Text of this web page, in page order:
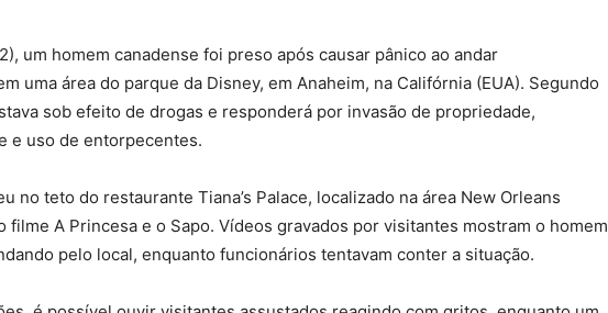
um homem canadense foi preso após causar pânico ao andar
uma área do parque da Disney, em Anaheim, na Califórnia (EUA). Segundo
sob efeito de drogas e responderá por invasão de propriedade,
e uso de entorpecentes.
no teto do restaurante Tiana’s Palace, localizado na área New Orleans
filme A Princesa e o Sapo. Vídeos gravados por visitantes mostram o homem
pelo local, enquanto funcionários tentavam conter a situação.